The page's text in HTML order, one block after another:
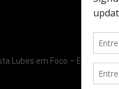
Lubes em Foco – Edição